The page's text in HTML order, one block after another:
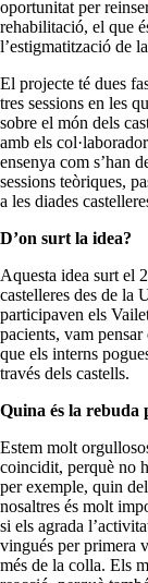
oportunitat per
rehabilitació, el que
l’estigmatització de
El projecte té dues
tres sessions en les
sobre el món dels
amb els
ensenya com s’han
sessions teòriques,
a les diades
D’on surt la idea?
Aquesta idea surt el
castelleres des de la
participaven els
pacients, vam
que els interns
través dels castells.
Quina és la rebuda
Estem molt
coincidit, perquè no
per exemple, quin
nosaltres és molt
si els agrada
vingués per primera
més de la colla. Els